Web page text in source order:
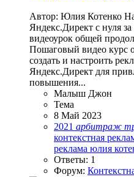
Автор: Юлия Котенко
Яндекс.Директ с нуля
видеоурок общей
Пошаговый видео курс
создать и настроить
Яндекс.Директ для
повышения...
Малыш Джон
Тема
8 Май 2023
2021 арбитраж
контекстная
реклама юлия
Ответы: 1
Форум: